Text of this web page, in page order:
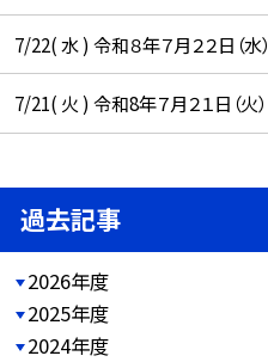
7/22( 水 ) 令和８年７月２２日（水）
7/21( 火 ) 令和8年７月２１日（火）
過去記事
2026年度
2025年度
2024年度